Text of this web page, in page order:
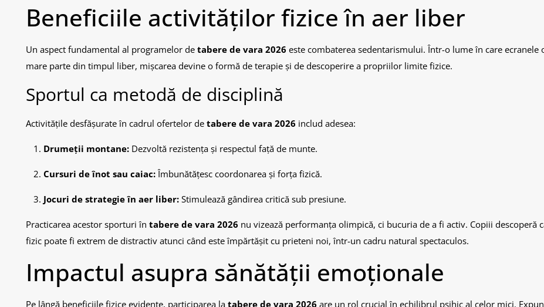
Beneficiile activităților fizice în aer liber
Un aspect fundamental al programelor de tabere de vara 2026 este combaterea sedentarismului. Într-o lume în care ecranele
mare parte din timpul liber, mișcarea devine o formă de terapie și de descoperire a propriilor limite fizice.
Sportul ca metodă de disciplină
Activitățile desfășurate în cadrul ofertelor de tabere de vara 2026 includ adesea:
Drumeții montane: Dezvoltă rezistența și respectul față de munte.
Cursuri de înot sau caiac:Îmbunătățesc coordonarea și forța fizică.
Jocuri de strategie în aer liber: Stimulează gândirea critică sub presiune.
Practicarea acestor sporturi în tabere de vara 2026 nu vizează performanța olimpică, ci bucuria de a fi activ. Copiii descoperă
fizic poate fi extrem de distractiv atunci când este împărtășit cu prieteni noi, într-un cadru natural spectaculos.
Impactul asupra sănătății emoționale
Pe lângă beneficiile fizice evidente, participarea la tabere de vara 2026 are un rol crucial în echilibrul psihic al celor mici.